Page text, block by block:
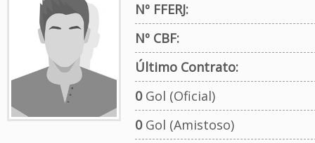
Nº FFERJ:
Nº CBF:
Último Contrato:
0Gol (Oficial)
0Gol (Amistoso)